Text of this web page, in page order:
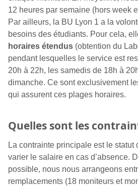
12 heures par semaine (hors week
Par ailleurs, la BU Lyon 1 a la
besoins des étudiants. Pour cela,
horaires étendus (obtention du
pendant lesquelles le service est
20h à 22h, les samedis de 18h à
dimanche. Ce sont exclusivement
qui assurent ces plages horaires.
Quelles sont les
La contrainte principale est le statut
varier le salaire en cas d’absence.
possible, nous nous arrangeons
remplacements (18 moniteurs et